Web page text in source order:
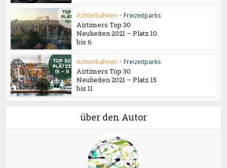
Achterbahnen • Freizeitparks
Airtimers Top 30
Neuheiten 2021 – Platz 10
bis 6
Achterbahnen • Freizeitparks
Airtimers Top 30
Neuheiten 2021 – Platz 15
bis 11
über den Autor